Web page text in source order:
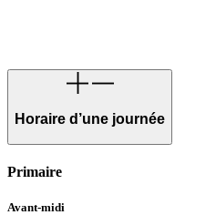
Horaire d’une journée
Primaire
Avant-midi